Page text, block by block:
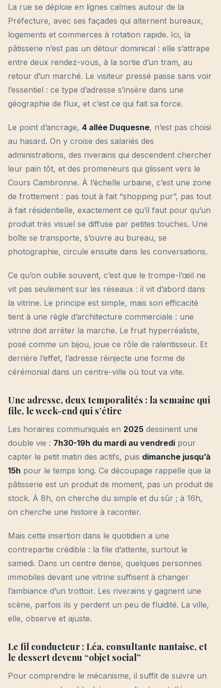
La rue se déploie en lignes calmes autour de la
Préfecture, avec ses façades qui alternent bureaux,
logements et commerces à rotation rapide. Ici, la
pâtisserie n’est pas un détour dominical : elle s’attrape
entre deux rendez-vous, à la sortie d’un tram, au
retour d’un marché. Le visiteur pressé passe sans voir
l’essentiel : ce type d’adresse s’insère dans une
géographie de flux, et c’est ce qui fait sa force.
Le point d’ancrage, 4 allée Duquesne, n’est pas choisi
au hasard. On y croise des salariés des
administrations, des riverains qui descendent chercher
leur pain tôt, et des promeneurs qui glissent vers le
Cours Cambronne. À l’échelle urbaine, c’est une zone
de frottement : pas tout à fait “shopping pur”, pas tout
à fait résidentielle, exactement ce qu’il faut pour qu’un
produit très visuel se diffuse par petites touches. Une
boîte se transporte, s’ouvre au bureau, se
photographie, circule ensuite dans les conversations.
Ce qu’on oublie souvent, c’est que le trompe-l’œil ne
vit pas seulement sur les réseaux : il vit d’abord dans
la vitrine. Le principe est simple, mais son efficacité
tient à une règle d’architecture commerciale : une
vitrine doit arrêter la marche. Le fruit hyperréaliste,
posé comme un bijou, joue ce rôle de ralentisseur. Et
derrière l’effet, l’adresse réinjecte une forme de
cérémonial dans un centre-ville où tout va vite.
Une adresse, deux temporalités : la semaine qui
file, le week-end qui s’étire
Les horaires communiqués en 2025 dessinent une
double vie : 7h30-19h du mardi au vendredi pour
capter le petit matin des actifs, puis dimanche jusqu’à
15h pour le temps long. Ce découpage rappelle que la
pâtisserie est un produit de moment, pas un produit de
stock. À 8h, on cherche du simple et du sûr ; à 16h,
on cherche une histoire à raconter.
Mais cette insertion dans le quotidien a une
contrepartie crédible : la file d’attente, surtout le
samedi. Dans un centre dense, quelques personnes
immobiles devant une vitrine suffisent à changer
l’ambiance d’un trottoir. Les riverains y gagnent une
scène, parfois ils y perdent un peu de fluidité. La ville,
elle, observe et ajuste.
Le fil conducteur : Léa, consultante nantaise, et
le dessert devenu “objet social”
Pour comprendre le mécanisme, il suffit de suivre un